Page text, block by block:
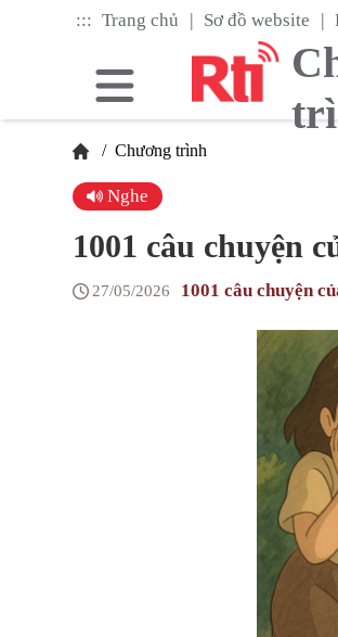
::: Trang chủ | Sơ đồ website |
/ Chương trình
Nghe
1001 câu chuyện
27/05/2026 1001 câu chuyện